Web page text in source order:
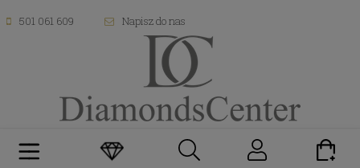
501 061 609 Napisz do nas